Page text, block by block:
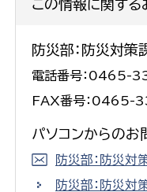
この情報に関す
防災部：防災対策
電話番号：0465-
FAX番号：0465-
パソコンからのお
防災部：防災対
防災部：防災対